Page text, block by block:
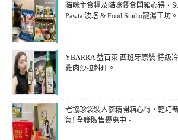
貓咪主食糧及貓咪餐食開箱心得，
Pawta 波塔 & Food Studio寵湯工坊。
YBARRA 益百萊 西班牙原裝 特級
雞肉沙拉料理。
老協珍袋裝人蔘精開箱心得，輕巧
氣! 全聯販售優惠中。